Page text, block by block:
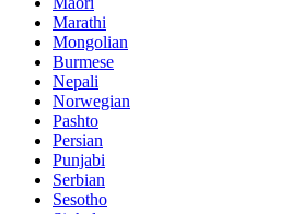
Marathi
Mongolian
Burmese
Nepali
Norwegian
Pashto
Persian
Punjabi
Serbian
Sesotho